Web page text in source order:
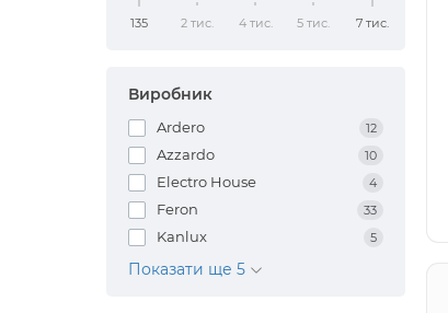
135 2 тис. 4 тис. 5 тис. 7 тис.
Виробник
Ardero 12
Azzardo 10
Electro House 4
Feron 33
Kanlux 5
Показати ще 5